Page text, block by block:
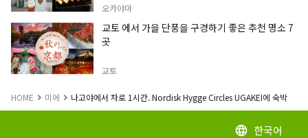
오카야마
교토 에서 가을 단풍을 구경하기 좋은 추천 명소 7
곳
교토
HOME 미에 나고야에서 차로 1시간. Nordisk Hygge Circles UGAKEI에 숙박
language 한국어